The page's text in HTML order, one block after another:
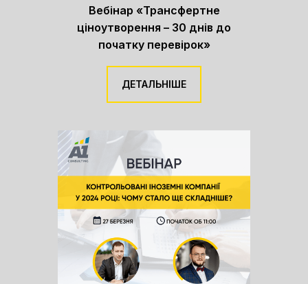
Вебінар «Трансфертне
ціноутворення – 30 днів до
початку перевірок»
ДЕТАЛЬНІШЕ